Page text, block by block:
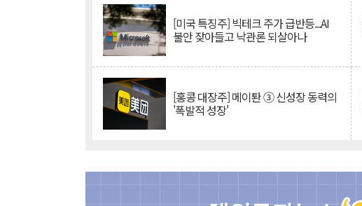
[미국 특징주] 빅테크 주가 급반등...AI
불안 잦아들고 낙관론 되살아나
[홍콩 대장주] 메이퇀 ③ 신성장 동력의
'폭발적 성장'